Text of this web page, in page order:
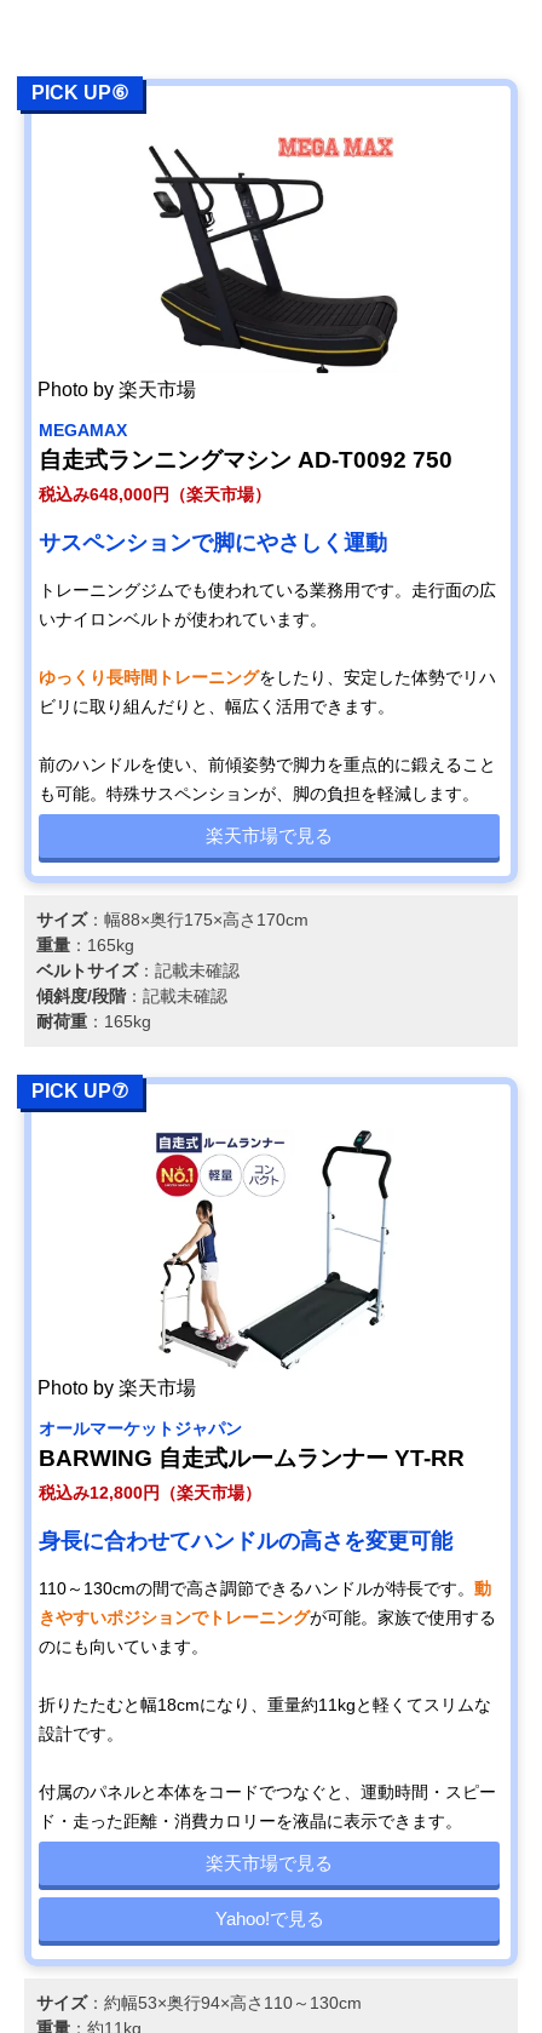
PICK UP⑥
Photo by 楽天市場
MEGAMAX
自走式ランニングマシン AD-T0092 750
税込み648,000円（楽天市場）
サスペンションで脚にやさしく運動
トレーニングジムでも使われている業務用です。走行面の広
いナイロンベルトが使われています。
ゆっくり長時間トレーニングをしたり、安定した体勢でリハ
ビリに取り組んだりと、幅広く活用できます。
前のハンドルを使い、前傾姿勢で脚力を重点的に鍛えること
も可能。特殊サスペンションが、脚の負担を軽減します。
楽天市場で見る
サイズ：幅88×奥行175×高さ170cm
重量 ：165kg
ベルトサイズ：記載未確認
傾斜度/段階：記載未確認
耐荷重 ：165kg
PICK UP⑦
Photo by 楽天市場
オールマーケットジャパン
BARWING 自走式ルームランナー YT-RR
税込み12,800円（楽天市場）
身長に合わせてハンドルの高さを変更可能
110～130cmの間で高さ調節できるハンドルが特長です。 動
きやすいポジションでトレーニングが可能。家族で使用する
のにも向いています。
折りたたむと幅18cmになり、重量約11kgと軽くてスリムな
設計です。
付属のパネルと本体をコードでつなぐと、運動時間・スピー
ド・走った距離・消費カロリーを液晶に表示できます。
楽天市場で見る
Yahoo!で見る
サイズ：約幅53×奥行94×高さ110～130cm
重量 ：約11kg